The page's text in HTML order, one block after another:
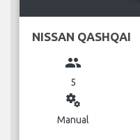
NISSAN QASHQAI
group
5
miscellaneous_services
Manual